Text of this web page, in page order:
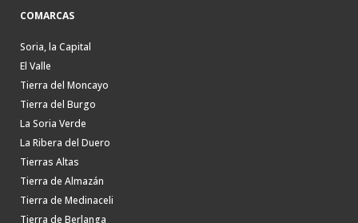
COMARCAS
Soria, la Capital
El Valle
Tierra del Moncayo
Tierra del Burgo
La Soria Verde
La Ribera del Duero
Tierras Altas
Tierra de Almazán
Tierra de Medinaceli
Tierra de Berlanga